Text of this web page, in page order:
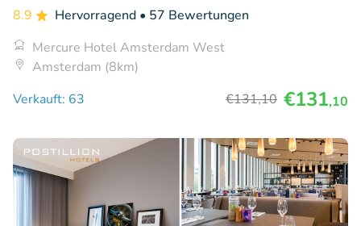
8.9 Hervorragend • 57 Bewertungen
Mercure Hotel Amsterdam West
Amsterdam (8km)
Verkauft: 63
€131,10 €131,10